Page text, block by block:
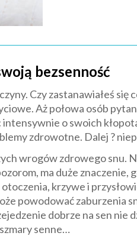
bezsenność
Czy zastanawiałeś
Aż połowa osób
intensywnie o swoich
zdrowotne. Dalej ?
wrogów zdrowego snu.
ma duże znaczenie,
otoczenia, krzywe i
powodować zaburzenia
dobrze na sen nie
senne…